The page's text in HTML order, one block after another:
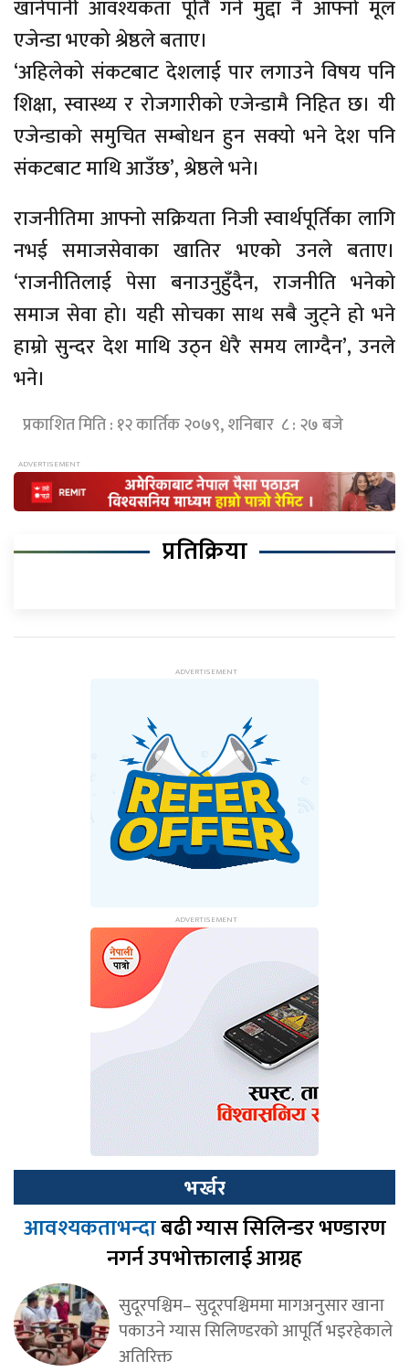
खानेपानी आवश्यकता पूर्ति गर्ने मुद्दा नै आफ्नो मूल
एजेन्डा भएको श्रेष्ठले बताए।
‘अहिलेको संकटबाट देशलाई पार लगाउने विषय पनि
शिक्षा, स्वास्थ्य र रोजगारीको एजेन्डामै निहित छ। यी
एजेन्डाको समुचित सम्बोधन हुन सक्यो भने देश पनि
संकटबाट माथि आउँछ’, श्रेष्ठले भने।
राजनीतिमा आफ्नो सक्रियता निजी स्वार्थपूर्तिका लागि
नभई समाजसेवाका खातिर भएको उनले बताए।
‘राजनीतिलाई पेसा बनाउनुहुँदैन, राजनीति भनेको
समाज सेवा हो। यही सोचका साथ सबै जुट्ने हो भने
हाम्रो सुन्दर देश माथि उठ्न धेरै समय लाग्दैन’, उनले
भने।
प्रकाशित मिति : १२ कार्तिक २०७९, शनिबार ८ : २७ बजे
प्रतिक्रिया
भर्खर
आवश्यकताभन्दाबढी ग्यास सिलिन्डर भण्डारण
नगर्न उपभोक्तालाई आग्रह
सुदूरपश्चिम– सुदूरपश्चिममा मागअनुसार खाना
पकाउने ग्यास सिलिण्डरको आपूर्ति भइरहेकाले
अतिरिक्त